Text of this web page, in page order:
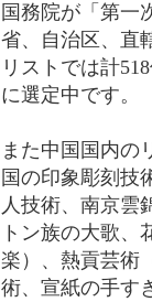
国務院が「第一
省、自治区、直
リストでは計
に選定中です。
また中国国内の
国の印象彫刻技
人技術、南京雲
トン族の大歌
楽）、熱貢芸術
術、宣紙の手す